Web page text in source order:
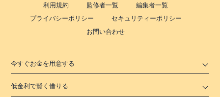
利用規約
監修者一覧
編集者一覧
プライバシーポリシー
セキュリティーポリシー
お問い合わせ
今すぐお金を用意する
低金利で賢く借りる